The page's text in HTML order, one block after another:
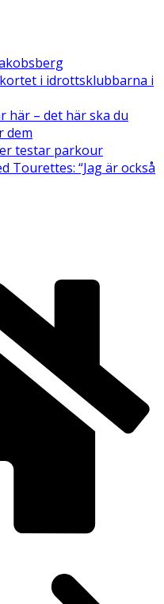
i idrottsklubbarna i
här – det här ska du
dem
testar parkour
Tourettes: “Jag är också